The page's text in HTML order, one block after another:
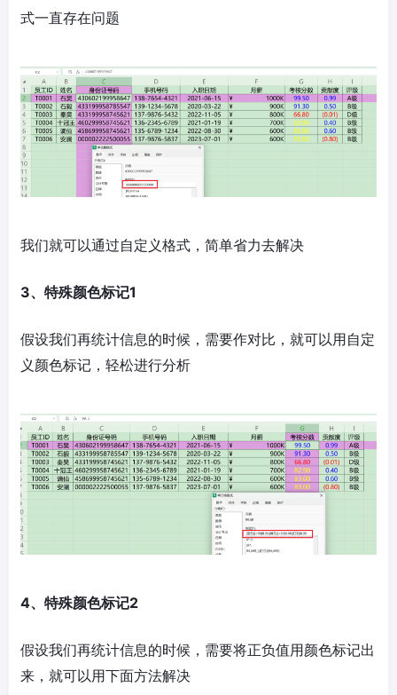
式一直存在问题
我们就可以通过自定义格式，简单省力去解决
3、特殊颜色标记1
假设我们再统计信息的时候，需要作对比，就可以用自定
义颜色标记，轻松进行分析
4、特殊颜色标记2
假设我们再统计信息的时候，需要将正负值用颜色标记出
来，就可以用下面方法解决